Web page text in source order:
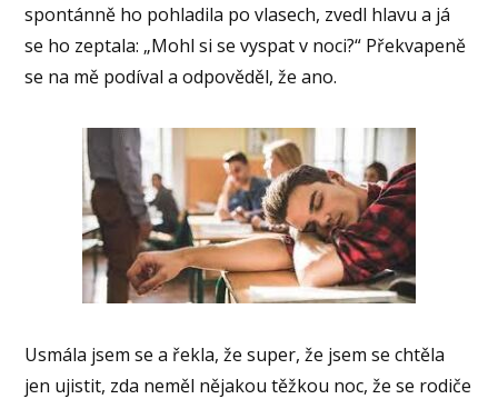
spontánně ho pohladila po vlasech, zvedl hlavu a já
se ho zeptala: „Mohl si se vyspat v noci?“ Překvapeně
se na mě podíval a odpověděl, že ano.
Usmála jsem se a řekla, že super, že jsem se chtěla
jen ujistit, zda neměl nějakou těžkou noc, že se rodiče